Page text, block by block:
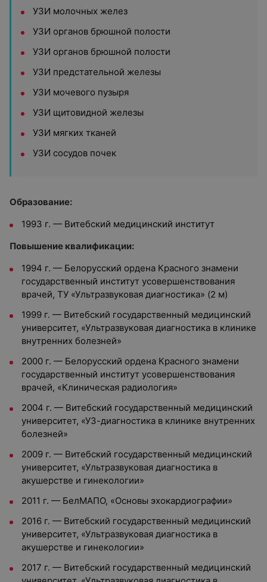
УЗИ молочных желез
УЗИ органов брюшной полости
УЗИ органов брюшной полости
УЗИ предстательной железы
УЗИ мочевого пузыря
УЗИ щитовидной железы
УЗИ мягких тканей
УЗИ сосудов почек
Образование:
1993 г. — Витебский медицинский институт
Повышение квалификации:
1994 г. — Белорусский ордена Красного знамени
государственный институт усовершенствования
врачей, ТУ «Ультразвуковая диагностика» (2 м)
1999 г. — Витебский государственный медицинский
университет, «Ультразвуковая диагностика в клинике
внутренних болезней»
2000 г. — Белорусский ордена Красного знамени
государственный институт усовершенствования
врачей, «Клиническая радиология»
2004 г. — Витебский государственный медицинский
университет, «УЗ-диагностика в клинике внутренних
болезней»
2009 г. — Витебский государственный медицинский
университет, «Ультразвуковая диагностика в
акушерстве и гинекологии»
2011 г. — БелМАПО, «Основы эхокардиографии»
2016 г. — Витебский государственный медицинский
университет, «Ультразвуковая диагностика в
акушерстве и гинекологии»
2017 г. — Витебский государственный медицинский